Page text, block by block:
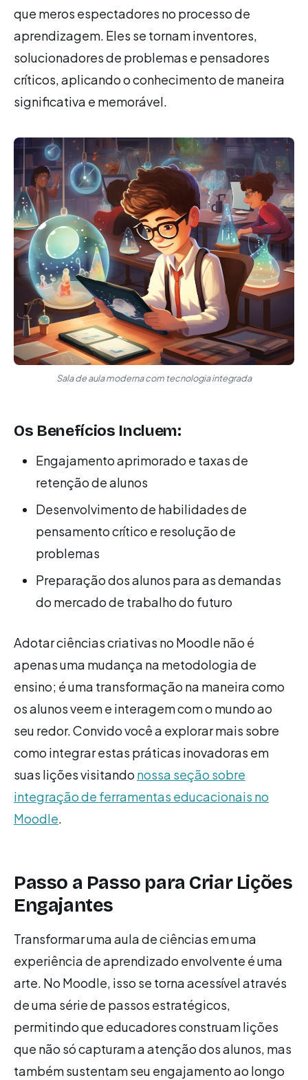
que meros espectadores no processo de
aprendizagem. Eles se tornam inventores,
solucionadores de problemas e pensadores
críticos, aplicando o conhecimento de maneira
significativa e memorável.
Sala de aula moderna com tecnologia integrada
Os Benefícios Incluem:
Engajamento aprimorado e taxas de
retenção de alunos
Desenvolvimento de habilidades de
pensamento crítico e resolução de
problemas
Preparação dos alunos para as demandas
do mercado de trabalho do futuro
Adotar ciências criativas no Moodle não é
apenas uma mudança na metodologia de
ensino; é uma transformação na maneira como
os alunos veem e interagem com o mundo ao
seu redor. Convido você a explorar mais sobre
como integrar estas práticas inovadoras em
suas lições visitando nossa seção sobre
integração de ferramentas educacionais no
Moodle.
Passo a Passo para Criar Lições
Engajantes
Transformar uma aula de ciências em uma
experiência de aprendizado envolvente é uma
arte. No Moodle, isso se torna acessível através
de uma série de passos estratégicos,
permitindo que educadores construam lições
que não só capturam a atenção dos alunos, mas
também sustentam seu engajamento ao longo